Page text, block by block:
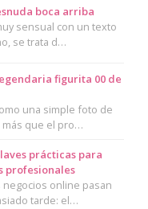
boca arriba
sensual con un texto
se trata d…
figurita 00 de
una simple foto de
más que el pro…
prácticas para
profesionales
online pasan
tarde: el…